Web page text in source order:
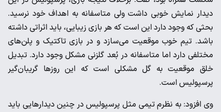
دیدار نمایش خوبی داشت ولی متاسفانه به اهداف خود نرسید.
بحثی که وجود دارد این است که هر بازی زیبایی، باید اثراتی داشته
باشد. تیم خوب موقعیت می‌سازد و در بازی تاکتیک و پلن‌های
مختلفی دارد اما متاسفانه در بُعد گلزنی مشکل وجود دارد. تبدیل
خلق موقعیت به گل مشکلی است که این روزها گریبان‌گیر
پرسپولیس است.
وی افزود: به نظرم تیمی مثل پرسپولیس در چنین دیدارهایی باید